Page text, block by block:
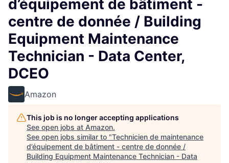
d’équipement de bâtiment -
centre de donnée / Building
Equipment Maintenance
Technician - Data Center,
DCEO
Amazon
This job is no longer accepting applications
See open jobs at Amazon.
See open jobs similar to "Technicien de maintenance
d’équipement de bâtiment - centre de donnée /
Building Equipment Maintenance Technician - Data